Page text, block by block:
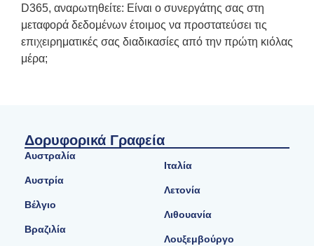
D365, αναρωτηθείτε: Είναι ο συνεργάτης σας στη
μεταφορά δεδομένων έτοιμος να προστατεύσει τις
επιχειρηματικές σας διαδικασίες από την πρώτη κιόλας
μέρα;
Δορυφορικά Γραφεία
Αυστραλία
Αυστρία
Βέλγιο
Βραζιλία
Ιταλία
Λετονία
Λιθουανία
Λουξεμβούργο